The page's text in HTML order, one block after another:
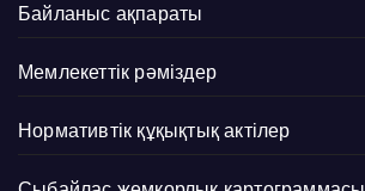
Байланыс ақпараты
Мемлекеттік рәміздер
Нормативтік құқықтық актілер